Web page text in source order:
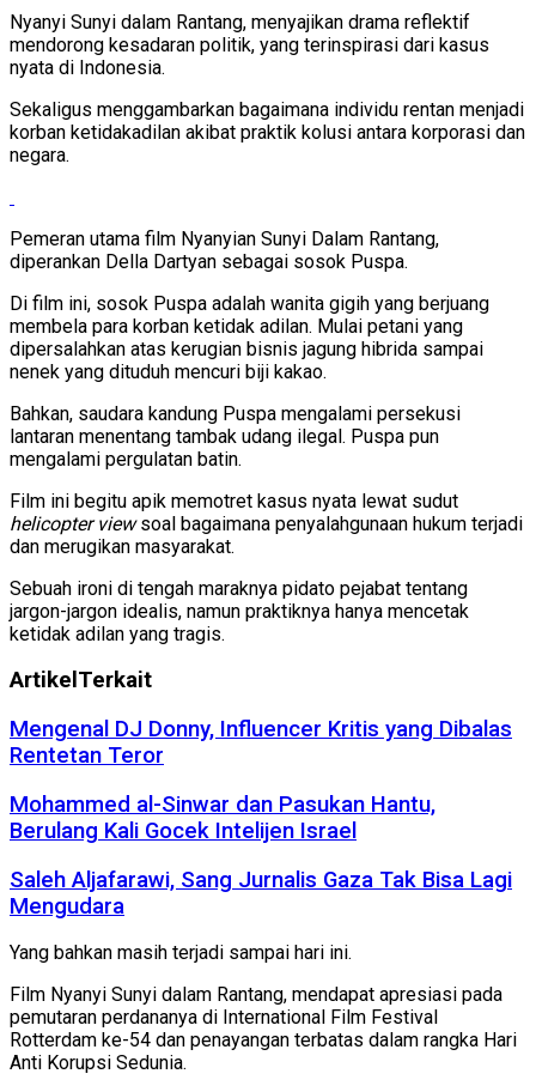
Nyanyi Sunyi dalam Rantang, menyajikan drama reflektif
mendorong kesadaran politik, yang terinspirasi dari kasus
nyata di Indonesia.
Sekaligus menggambarkan bagaimana individu rentan menjadi
korban ketidakadilan akibat praktik kolusi antara korporasi dan
negara.
Pemeran utama film Nyanyian Sunyi Dalam Rantang,
diperankan Della Dartyan sebagai sosok Puspa.
Di film ini, sosok Puspa adalah wanita gigih yang berjuang
membela para korban ketidak adilan. Mulai petani yang
dipersalahkan atas kerugian bisnis jagung hibrida sampai
nenek yang dituduh mencuri biji kakao.
Bahkan, saudara kandung Puspa mengalami persekusi
lantaran menentang tambak udang ilegal. Puspa pun
mengalami pergulatan batin.
Film ini begitu apik memotret kasus nyata lewat sudut
helicopter viewsoal bagaimana penyalahgunaan hukum terjadi
dan merugikan masyarakat.
Sebuah ironi di tengah maraknya pidato pejabat tentang
jargon-jargon idealis, namun praktiknya hanya mencetak
ketidak adilan yang tragis.
Artikel Terkait
Mengenal DJ Donny, Influencer Kritis yang Dibalas
Rentetan Teror
Mohammed al-Sinwar dan Pasukan Hantu,
Berulang Kali Gocek Intelijen Israel
Saleh Aljafarawi, Sang Jurnalis Gaza Tak Bisa Lagi
Mengudara
Yang bahkan masih terjadi sampai hari ini.
Film Nyanyi Sunyi dalam Rantang, mendapat apresiasi pada
pemutaran perdananya di International Film Festival
Rotterdam ke-54 dan penayangan terbatas dalam rangka Hari
Anti Korupsi Sedunia.